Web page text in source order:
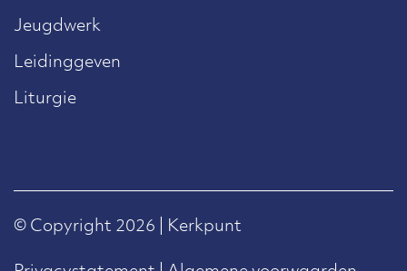
Jeugdwerk
Leidinggeven
Liturgie
© Copyright 2026 | Kerkpunt